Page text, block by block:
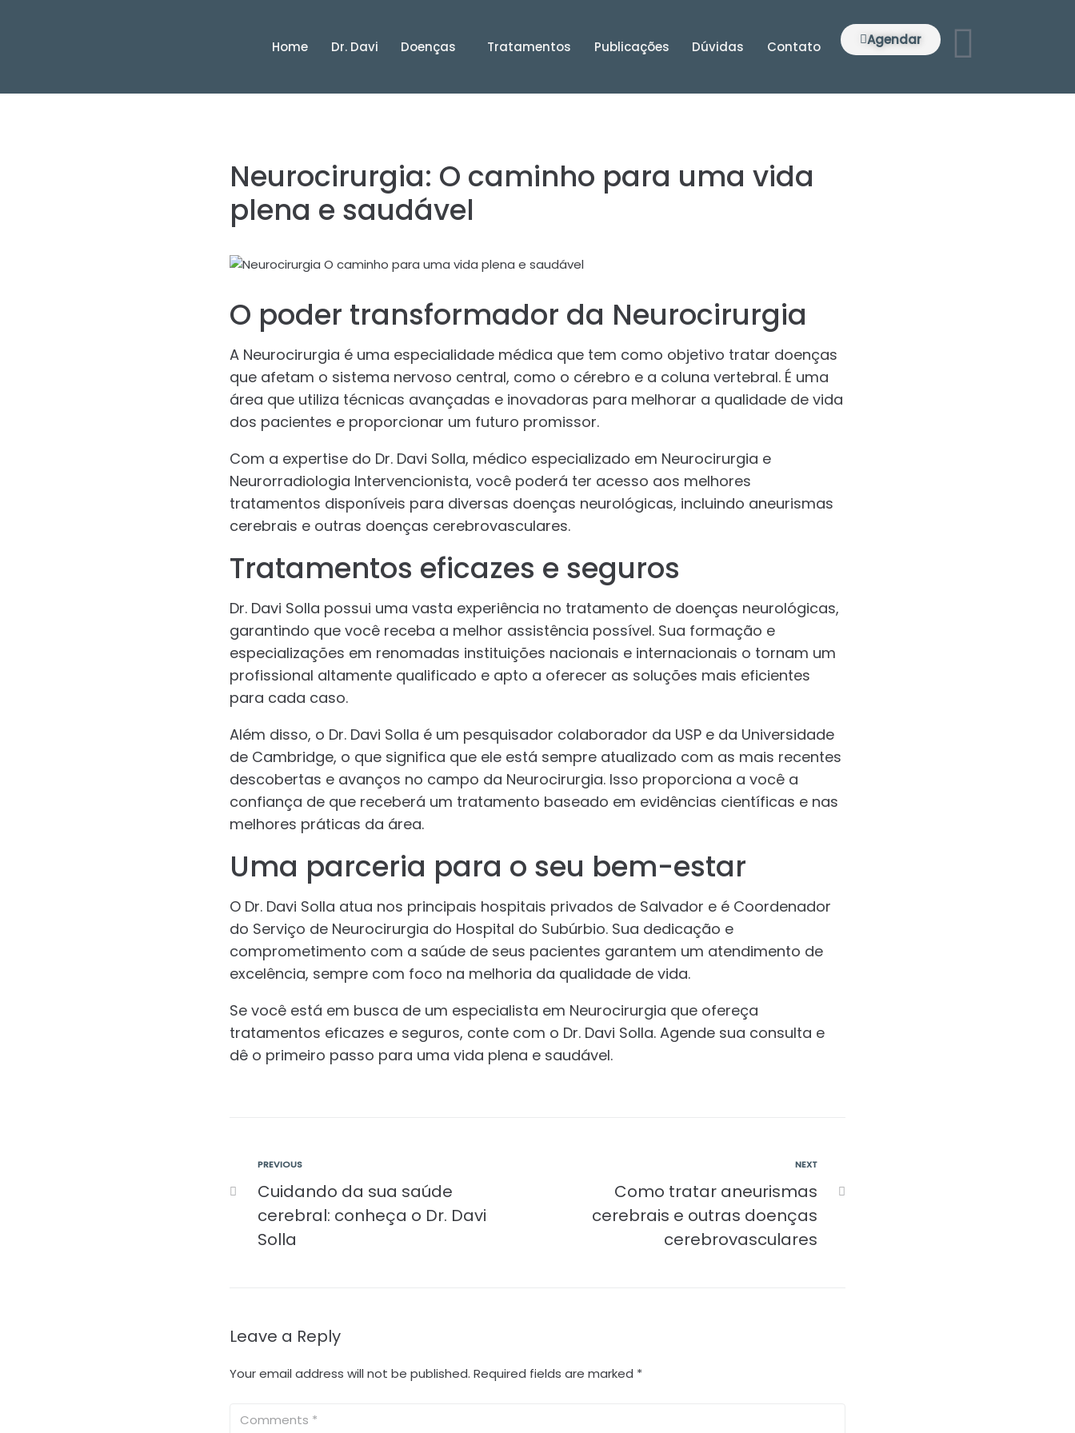
Home Dr. Davi Doenças Tratamentos Publicações Dúvidas Contato Agendar
Neurocirurgia: O caminho para uma vida
plena e saudável
O poder transformador da Neurocirurgia
A Neurocirurgia é uma especialidade médica que tem como objetivo tratar doenças
que afetam o sistema nervoso central, como o cérebro e a coluna vertebral. É uma
área que utiliza técnicas avançadas e inovadoras para melhorar a qualidade de vida
dos pacientes e proporcionar um futuro promissor.
Com a expertise do Dr. Davi Solla, médico especializado em Neurocirurgia e
Neurorradiologia Intervencionista, você poderá ter acesso aos melhores
tratamentos disponíveis para diversas doenças neurológicas, incluindo aneurismas
cerebrais e outras doenças cerebrovasculares.
Tratamentos eficazes e seguros
Dr. Davi Solla possui uma vasta experiência no tratamento de doenças neurológicas,
garantindo que você receba a melhor assistência possível. Sua formação e
especializações em renomadas instituições nacionais e internacionais o tornam um
profissional altamente qualificado e apto a oferecer as soluções mais eficientes
para cada caso.
Além disso, o Dr. Davi Solla é um pesquisador colaborador da USP e da Universidade
de Cambridge, o que significa que ele está sempre atualizado com as mais recentes
descobertas e avanços no campo da Neurocirurgia. Isso proporciona a você a
confiança de que receberá um tratamento baseado em evidências científicas e nas
melhores práticas da área.
Uma parceria para o seu bem-estar
O Dr. Davi Solla atua nos principais hospitais privados de Salvador e é Coordenador
do Serviço de Neurocirurgia do Hospital do Subúrbio. Sua dedicação e
comprometimento com a saúde de seus pacientes garantem um atendimento de
excelência, sempre com foco na melhoria da qualidade de vida.
Se você está em busca de um especialista em Neurocirurgia que ofereça
tratamentos eficazes e seguros, conte com o Dr. Davi Solla. Agende sua consulta e
dê o primeiro passo para uma vida plena e saudável.
PREVIOUS
Cuidando da sua saúde
cerebral: conheça o Dr. Davi
Solla
NEXT
Como tratar aneurismas
cerebrais e outras doenças
cerebrovasculares
Leave a Reply
Your email address will not be published. Required fields are marked *